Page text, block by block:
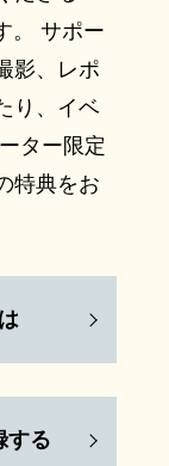
。 サポー
影、レポ
り、イベ
ター限定
特典をお
する